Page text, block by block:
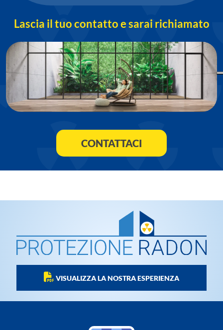
Lascia il tuo contatto e sarai richiamato
CONTATTACI
VISUALIZZA LA NOSTRA ESPERIENZA